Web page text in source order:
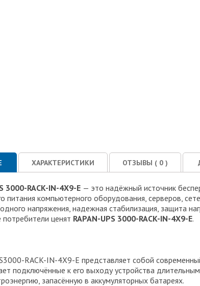
ХАРАКТЕРИСТИКИ ОТЗЫВЫ ( 0 )
3000-RACK-IN-4X9-E — это надёжный источник
питания компьютерного оборудования, серверов,
напряжения, надежная стабилизация, защита
потребители ценят RAPAN-UPS 3000-RACK-IN-4X9-E.
RACK-IN-4X9-E представляет собой
подключённые к его выходу устройства
запасённую в аккумуляторных батареях.